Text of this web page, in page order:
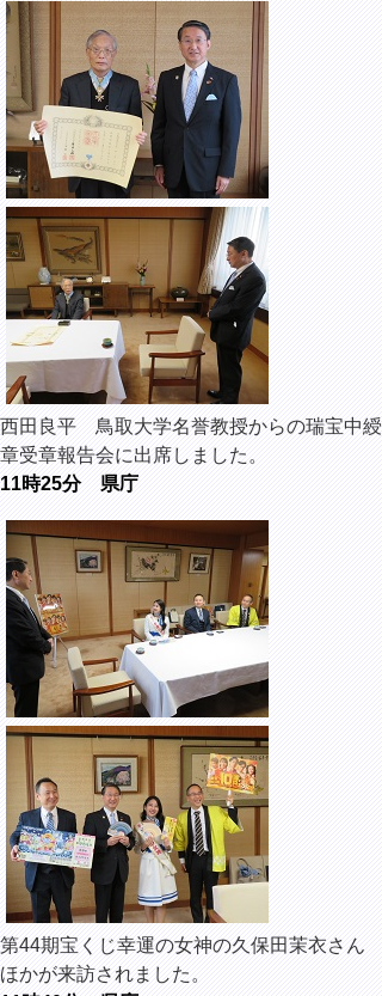
西田良平 鳥取大学名誉教授からの瑞宝中綬
章受章報告会に出席しました。
11時25分 県庁
第44期宝くじ幸運の女神の久保田茉衣さん
ほかが来訪されました。